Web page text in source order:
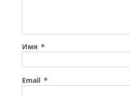
Имя *
Email *